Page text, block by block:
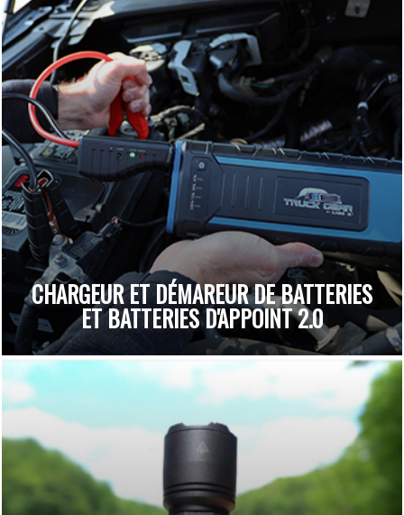
CHARGEUR ET DÉMAREUR DE BATTERIES
ET BATTERIES D'APPOINT 2.0